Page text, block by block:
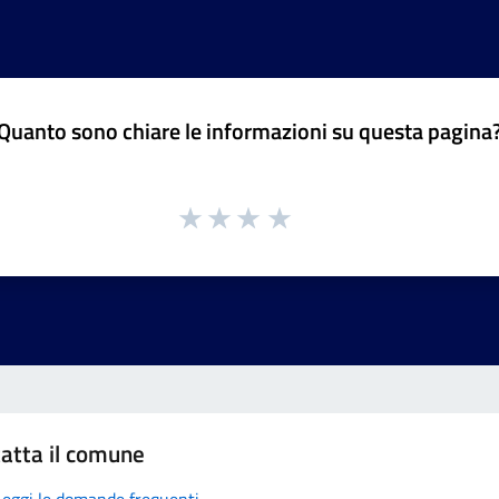
sono chiare le informazioni su questa
il comune